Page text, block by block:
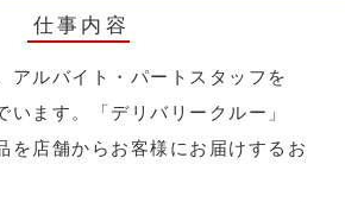
仕事内容
アルバイト・パートスタッフを
います。「デリバリークルー」
を店舗からお客様にお届けするお